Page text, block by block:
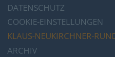
DATENSCHUTZ
COOKIE-EINSTELLUNGEN
KLAUS-NEUKIRCHNER-
ARCHIV